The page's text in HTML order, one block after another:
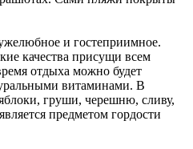
и гостеприимное.
качества присущи всем
отдыха можно будет
витаминами. В
груши, черешню, сливу,
предметом гордости